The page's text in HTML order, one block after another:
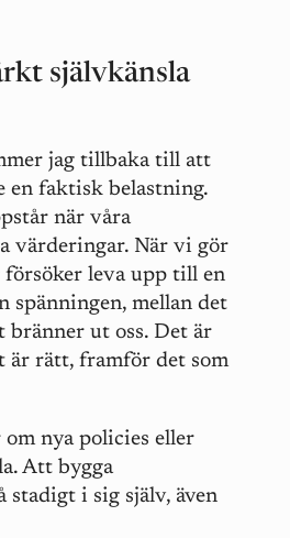
självkänsla
jag tillbaka till att
en faktisk belastning.
när våra
värderingar. När vi gör
försöker leva upp till en
spänningen, mellan det
ut oss. Det är
är rätt, framför det som
nya policies eller
Att bygga
i sig själv, även